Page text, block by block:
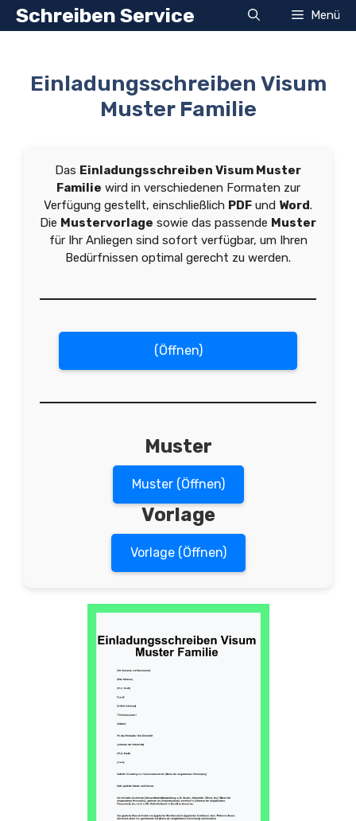
Zum
InhaltSchreiben Service Menü
Einladungsschreiben Visum
Muster Familie
Das Einladungsschreiben Visum Muster
Familie wird in verschiedenen Formaten zur
Verfügung gestellt, einschließlich PDF und Word.
Die Mustervorlage sowie das passende Muster
für Ihr Anliegen sind sofort verfügbar, um Ihren
Bedürfnissen optimal gerecht zu werden.
(Öffnen)
Muster
Muster (Öffnen)
Vorlage
Vorlage (Öffnen)